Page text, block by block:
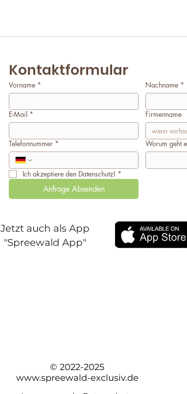
Kontaktformular
Vorname * Nachname *
E-Mail * Firmenname
Telefonnummer * Worum geht
Ich akzeptiere den Datenschutz! *
Anfrage Absenden
Jetzt auch als App
"Spreewald App"
© 2022-2025
www.spreewald-exclusiv.de